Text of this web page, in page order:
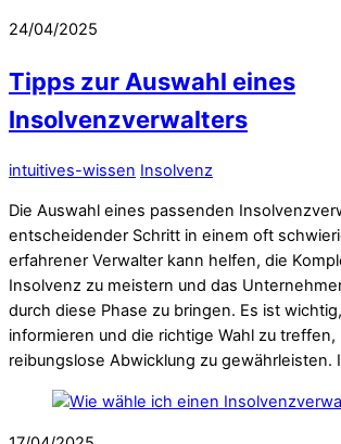
24/04/2025
Tipps zur Auswahl eines
Insolvenzverwalters
intuitives-wissen Insolvenz
Die Auswahl eines passenden
entscheidender Schritt in einem oft
erfahrener Verwalter kann helfen, die
Insolvenz zu meistern und das
durch diese Phase zu bringen. Es ist
informieren und die richtige Wahl zu treffen,
reibungslose Abwicklung zu gewährleisten.